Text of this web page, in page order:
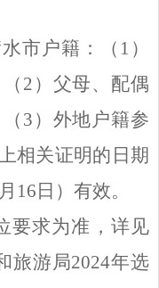
市户籍：（1）
2）父母、配偶
3）外地户籍参
相关证明的日期
16日）有效。
要求为准，详见
旅游局2024年选